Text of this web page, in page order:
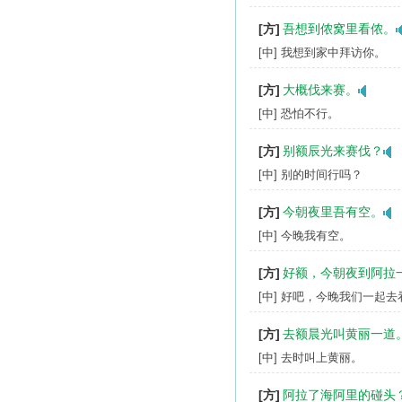
[方] 吾想到侬窝里看侬。
[中] 我想到家中拜访你。
[方] 大概伐来赛。
[中] 恐怕不行。
[方] 别额辰光来赛伐？
[中] 别的时间行吗？
[方] 今朝夜里吾有空。
[中] 今晚我有空。
[方] 好额，今朝夜到阿拉
[中] 好吧，今晚我们一起去
[方] 去额晨光叫黄丽一道。
[中] 去时叫上黄丽。
[方] 阿拉了海阿里的碰头